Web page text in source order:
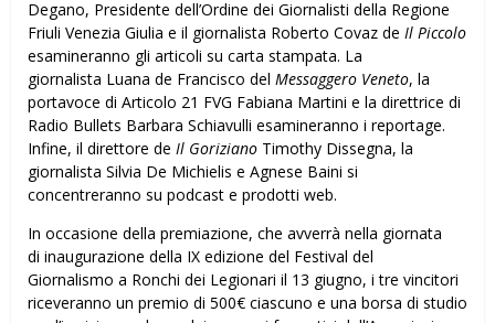
Degano, Presidente dell’Ordine dei Giornalisti della Regione
Friuli Venezia Giulia e il giornalista Roberto Covaz de Il Piccolo
esamineranno gli articoli su carta stampata. La
giornalista Luana de Francisco del Messaggero Veneto, la
portavoce di Articolo 21 FVG Fabiana Martini e la direttrice di
Radio Bullets Barbara Schiavulli esamineranno i reportage.
Infine, il direttore de Il Goriziano Timothy Dissegna, la
giornalista Silvia De Michielis e Agnese Baini si
concentreranno su podcast e prodotti web.
In occasione della premiazione, che avverrà nella giornata
di inaugurazione della IX edizione del Festival del
Giornalismo a Ronchi dei Legionari il 13 giugno, i tre vincitori
riceveranno un premio di 500€ ciascuno e una borsa di studio